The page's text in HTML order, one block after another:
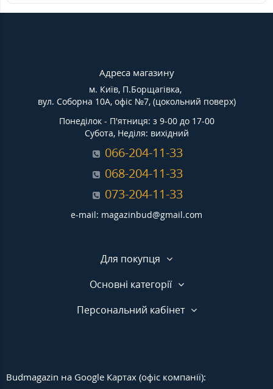
Адреса магазину
м. Київ, П.Борщагівка,
вул. Соборна 10А, офіс №7, (цокольний поверх)
Понеділок - П'ятниця: з 9-00 до 17-00
Субота, Неділя: вихідний
066-204-11-33
068-204-11-33
073-204-11-33
e-mail: magazinbud@gmail.com
Для покупця
Основні категорії
Персональний кабінет
Budmagazin на Google Картах (офіс компанії):